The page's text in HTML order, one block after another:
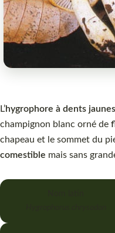
L’hygrophore à dents jaunes
champignon blanc orné de
chapeau et le sommet du
comestible mais sans